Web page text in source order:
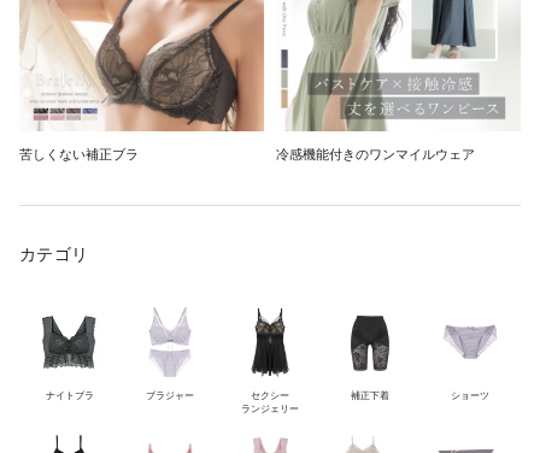
苦しくない補正ブラ 冷感機能付きのワンマイルウェア
カテゴリ
ナイトブラ ブラジャー
セクシー
ランジェリー
補正下着 ショーツ